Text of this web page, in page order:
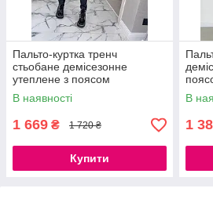
Пальто-куртка тренч
стьобане демісезонне
утеплене з поясом
В наявності
1 669 ₴ 1 720 ₴
Купити
В
1